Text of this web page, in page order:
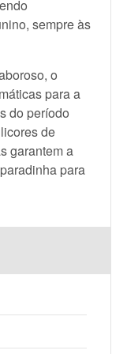
sempre às
o
para a
do período
de
garantem a
para